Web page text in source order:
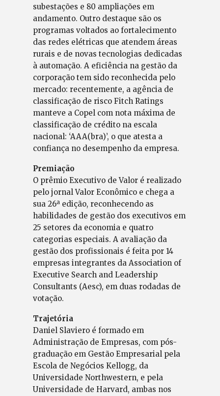
subestações e 80 ampliações em
andamento. Outro destaque são os
programas voltados ao fortalecimento
das redes elétricas que atendem áreas
rurais e de novas tecnologias dedicadas
à automação. A eficiência na gestão da
corporação tem sido reconhecida pelo
mercado: recentemente, a agência de
classificação de risco Fitch Ratings
manteve a Copel com nota máxima de
classificação de crédito na escala
nacional: ‘AAA(bra)’, o que atesta a
confiança no desempenho da empresa.
Premiação
O prêmio Executivo de Valor é realizado
pelo jornal Valor Econômico e chega a
sua 26ª edição, reconhecendo as
habilidades de gestão dos executivos em
25 setores da economia e quatro
categorias especiais. A avaliação da
gestão dos profissionais é feita por 14
empresas integrantes da Association of
Executive Search and Leadership
Consultants (Aesc), em duas rodadas de
votação.
Trajetória
Daniel Slaviero é formado em
Administração de Empresas, com pós-
graduação em Gestão Empresarial pela
Escola de Negócios Kellogg, da
Universidade Northwestern, e pela
Universidade de Harvard, ambas nos